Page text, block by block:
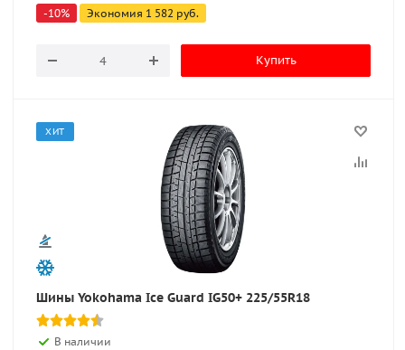
-10% Экономия 1 582 руб.
Купить
ХИТ
Шины Yokohama Ice Guard IG50+ 225/55R18
В наличии